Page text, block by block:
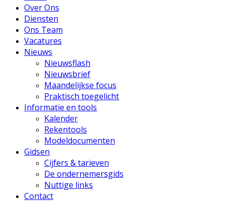
Over Ons
Diensten
Ons Team
Vacatures
Nieuws
Nieuwsflash
Nieuwsbrief
Maandelijkse focus
Praktisch toegelicht
Informatie en tools
Kalender
Rekentools
Modeldocumenten
Gidsen
Cijfers & tarieven
De ondernemersgids
Nuttige links
Contact